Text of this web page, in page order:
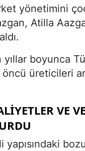
yönetimini
Atilla
yıllar boyunca
üreticileri
VE
yapısındaki